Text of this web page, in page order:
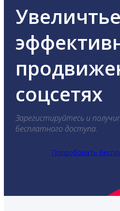
Увеличтье
соцсетях
Зарегистируйтесь и
бесплатного доступа.
Попробовать